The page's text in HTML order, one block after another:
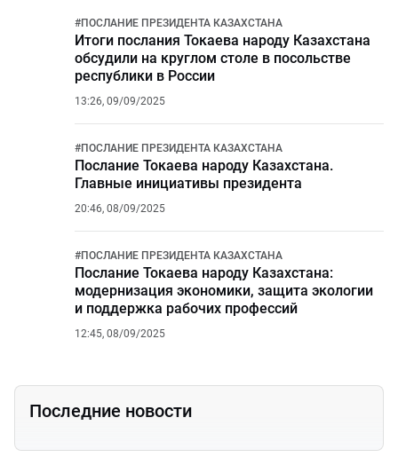
#ПОСЛАНИЕ ПРЕЗИДЕНТА КАЗАХСТАНА
Итоги послания Токаева народу Казахстана
обсудили на круглом столе в посольстве
республики в России
13:26, 09/09/2025
#ПОСЛАНИЕ ПРЕЗИДЕНТА КАЗАХСТАНА
Послание Токаева народу Казахстана.
Главные инициативы президента
20:46, 08/09/2025
#ПОСЛАНИЕ ПРЕЗИДЕНТА КАЗАХСТАНА
Послание Токаева народу Казахстана:
модернизация экономики, защита экологии
и поддержка рабочих профессий
12:45, 08/09/2025
Последние новости